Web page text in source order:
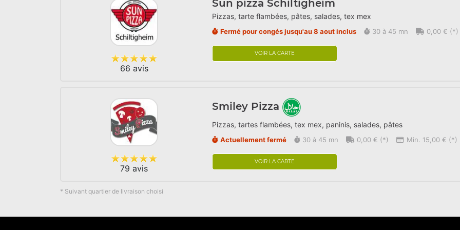
66 avis
Sun pizza Schiltigheim
Pizzas, tarte flambées, pâtes, salades, tex mex
Fermé pour congés jusqu'au 8 aout inclus 30 à 45 mn 0,00 € (*)
VOIR LA CARTE
79 avis
Smiley Pizza
Pizzas, tartes flambées, tex mex, paninis, salades, pâtes
Actuellement fermé 30 à 45 mn 0,00 € (*) Min. 15,00 € (*)
VOIR LA CARTE
* Suivant quartier de livraison choisi